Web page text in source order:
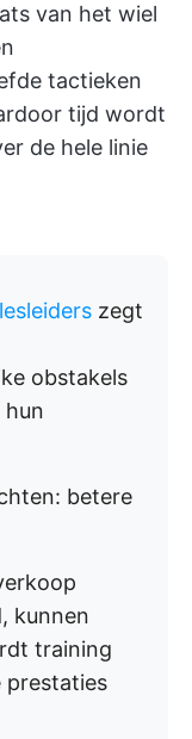
van het wiel
tactieken
tijd wordt
de hele linie
zegt
obstakels
betere
kunnen
training
prestaties